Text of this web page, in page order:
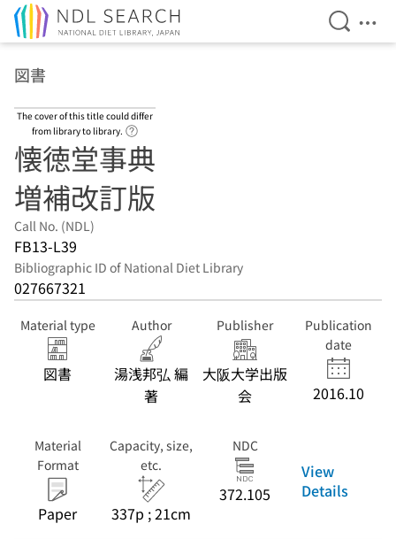
Open
図書
The cover of this title could differ
from library to library.
懐徳堂事典
増補改訂版
Call No. (NDL)
FB13-L39
Bibliographic ID of National Diet Library
027667321
Material type
図書
Author
湯浅邦弘 編
著
Publisher
大阪大学出版
会
Publication
date
2016.10
Material
Format
Paper
Capacity, size,
etc.
337p ; 21cm
NDC
372.105
View
Details